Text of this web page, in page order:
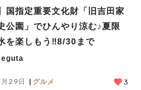
国指定重要文化財「旧吉田家
公園」でひんやり涼む♪夏限
を楽しもう‼︎8/30まで
29日 グルメ 3
イーツ#パン#カレー#柏駅
投稿記事